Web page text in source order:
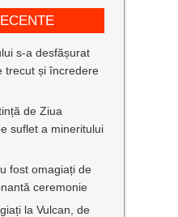
s-a desfășurat
trecut și încredere
de Ziua
suflet a mineritului
fost omagiați de
ceremonie
la Vulcan, de